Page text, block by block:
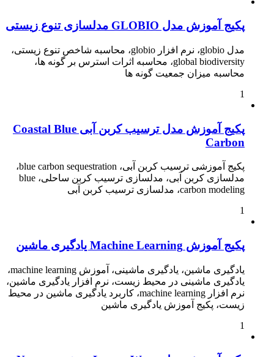
پکیج آموزش مدل GLOBIO مدلسازی تنوع زیستی
مدل globio، نرم افزار globio، محاسبه شاخص تنوع زیستی،
global biodiversity، محاسبه اثرات استرس بر گونه ها،
محاسبه میزان جمعیت گونه ها
1
پکیج آموزش مدل ترسیب کربن آبی Coastal Blue
Carbon
پکیج آموزشی ترسیب کربن آبی، blue carbon sequestration،
مدلسازی کربن آبی، مدلسازی ترسیب کربن ساحلی، blue
carbon modeling، مدلسازی ترسیب کربن آبی
1
پکیج آموزش Machine Learning یادگیری ماشین
یادگیری ماشین، یادگیری ماشینی، آموزش machine learning،
یادگیری ماشینی در محیط زیست، نرم افزار یادگیری ماشین،
نرم افزار machine learning، کاربرد یادگیری ماشین در محیط
زیست، پکیج آموزش یادگیری ماشین
1